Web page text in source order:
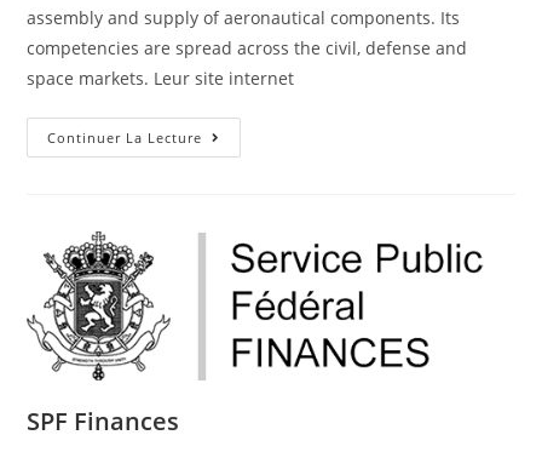
assembly and supply of aeronautical components. Its
competencies are spread across the civil, defense and
space markets. Leur site internet
Continuer La Lecture
SPF Finances